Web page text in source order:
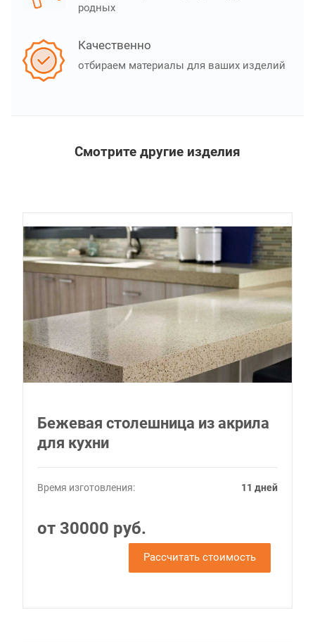
родных
Качественно
отбираем материалы для ваших изделий
Смотрите другие изделия
Бежевая столешница из акрила
для кухни
Время изготовления: 11 дней
от 30000 руб.
Рассчитать стоимость